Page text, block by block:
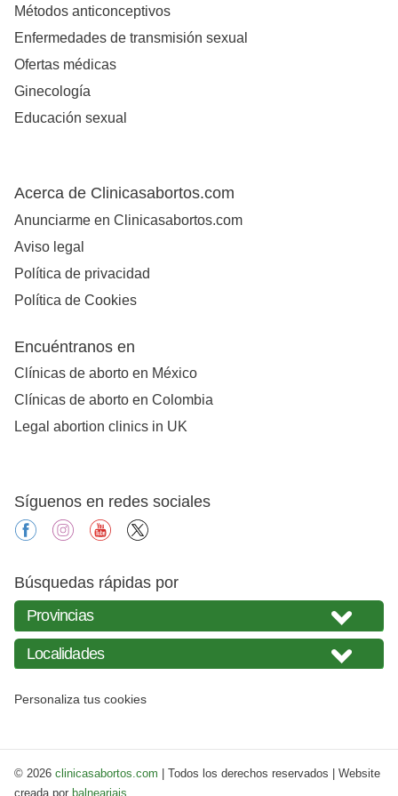
Métodos anticonceptivos
Enfermedades de transmisión sexual
Ofertas médicas
Ginecología
Educación sexual
Acerca de Clinicasabortos.com
Anunciarme en Clinicasabortos.com
Aviso legal
Política de privacidad
Política de Cookies
Encuéntranos en
Clínicas de aborto en México
Clínicas de aborto en Colombia
Legal abortion clinics in UK
Síguenos en redes sociales
facebookinstagramyoutube
Búsquedas rápidas por
Personaliza tus cookies
© 2026 clinicasabortos.com | Todos los derechos reservados | Website
creada por balneariais